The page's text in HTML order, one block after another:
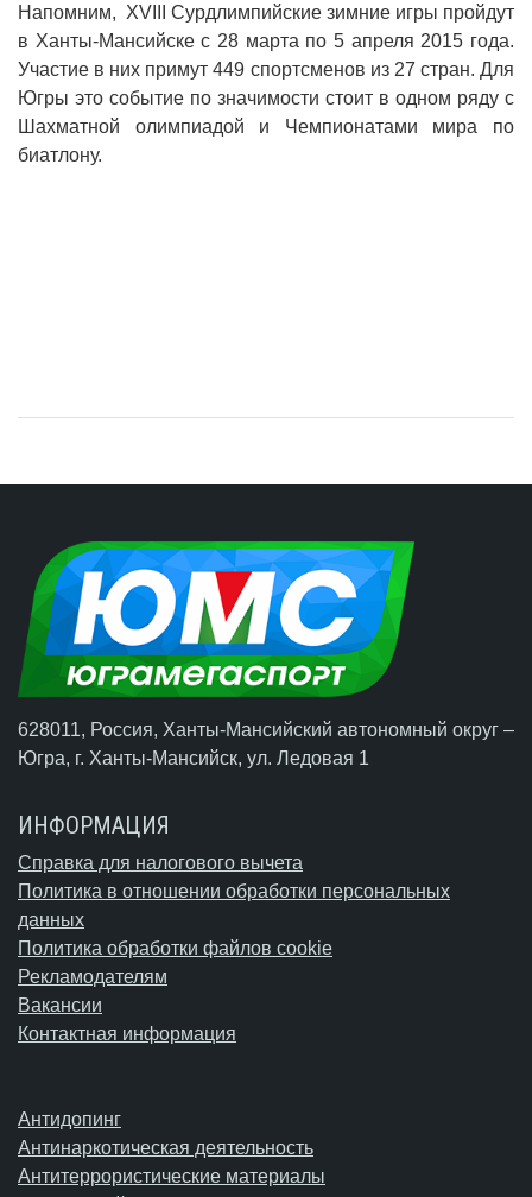
Напомним, XVIII Сурдлимпийские зимние игры пройдут
в Ханты-Мансийске с 28 марта по 5 апреля 2015 года.
Участие в них примут 449 спортсменов из 27 стран. Для
Югры это событие по значимости стоит в одном ряду с
Шахматной олимпиадой и Чемпионатами мира по
биатлону.
628011, Россия, Ханты-Мансийский автономный округ –
Югра, г. Ханты-Мансийск, ул. Ледовая 1
ИНФОРМАЦИЯ
Справка для налогового вычета
Политика в отношении обработки персональных
данных
Политика обработки файлов cookie
Рекламодателям
Вакансии
Контактная информация
Антидопинг
Антинаркотическая деятельность
Антитеррористические материалы